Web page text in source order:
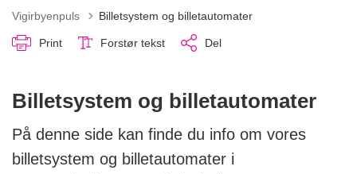
Vigirbyenpuls Billetsystem og billetautomater
Print Forstør tekst Del
Billetsystem og billetautomater
På denne side kan finde du info om vores
billetsystem og billetautomater i